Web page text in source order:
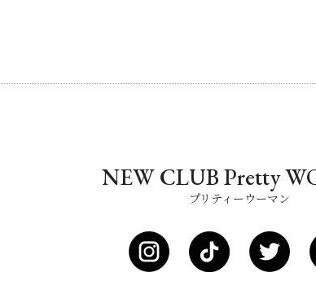
NEW CLUB Pretty
プリティーウーマン